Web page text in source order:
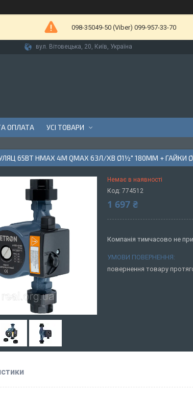
098-35049-50 (Viber) 099-957-33-70
вул. Вітовецька, 20, Київ, Україна
ОПЛАТА УСІ ТОВАРИ
65ВТ HMAX 4М QMAX 63Л/ХВ Ø1½" 180ММ + ГАЙКИ Ø1"
Немає в наявності
Код: 774512
1 697 ₴
Компанія тимчасово не
повернення товару